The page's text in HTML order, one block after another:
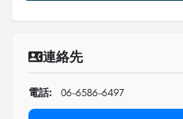
連絡先
電話: 06-6586-6497